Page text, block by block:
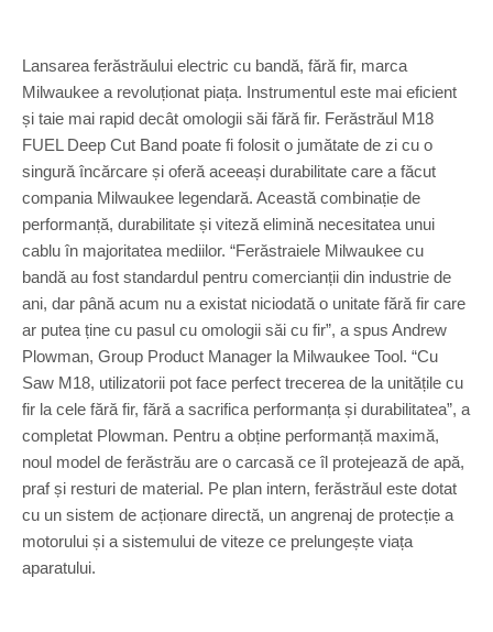
Lansarea ferăstrăului electric cu bandă, fără fir, marca
Milwaukee a revoluționat piața. Instrumentul este mai eficient
și taie mai rapid decât omologii săi fără fir. Ferăstrăul M18
FUEL Deep Cut Band poate fi folosit o jumătate de zi cu o
singură încărcare și oferă aceeași durabilitate care a făcut
compania Milwaukee legendară. Această combinație de
performanță, durabilitate și viteză elimină necesitatea unui
cablu în majoritatea mediilor. “Ferăstraiele Milwaukee cu
bandă au fost standardul pentru comercianții din industrie de
ani, dar până acum nu a existat niciodată o unitate fără fir care
ar putea ține cu pasul cu omologii săi cu fir”, a spus Andrew
Plowman, Group Product Manager la Milwaukee Tool. “Cu
Saw M18, utilizatorii pot face perfect trecerea de la unitățile cu
fir la cele fără fir, fără a sacrifica performanța și durabilitatea”, a
completat Plowman. Pentru a obține performanță maximă,
noul model de ferăstrău are o carcasă ce îl protejează de apă,
praf și resturi de material. Pe plan intern, ferăstrăul este dotat
cu un sistem de acționare directă, un angrenaj de protecție a
motorului și a sistemului de viteze ce prelungește viața
aparatului.